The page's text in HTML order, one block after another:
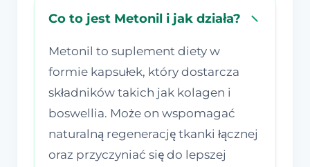
Co to jest Metonil i jak działa?
Metonil to suplement diety w
formie kapsułek, który dostarcza
składników takich jak kolagen i
boswellia. Może on wspomagać
naturalną regenerację tkanki łącznej
oraz przyczyniać się do lepszej